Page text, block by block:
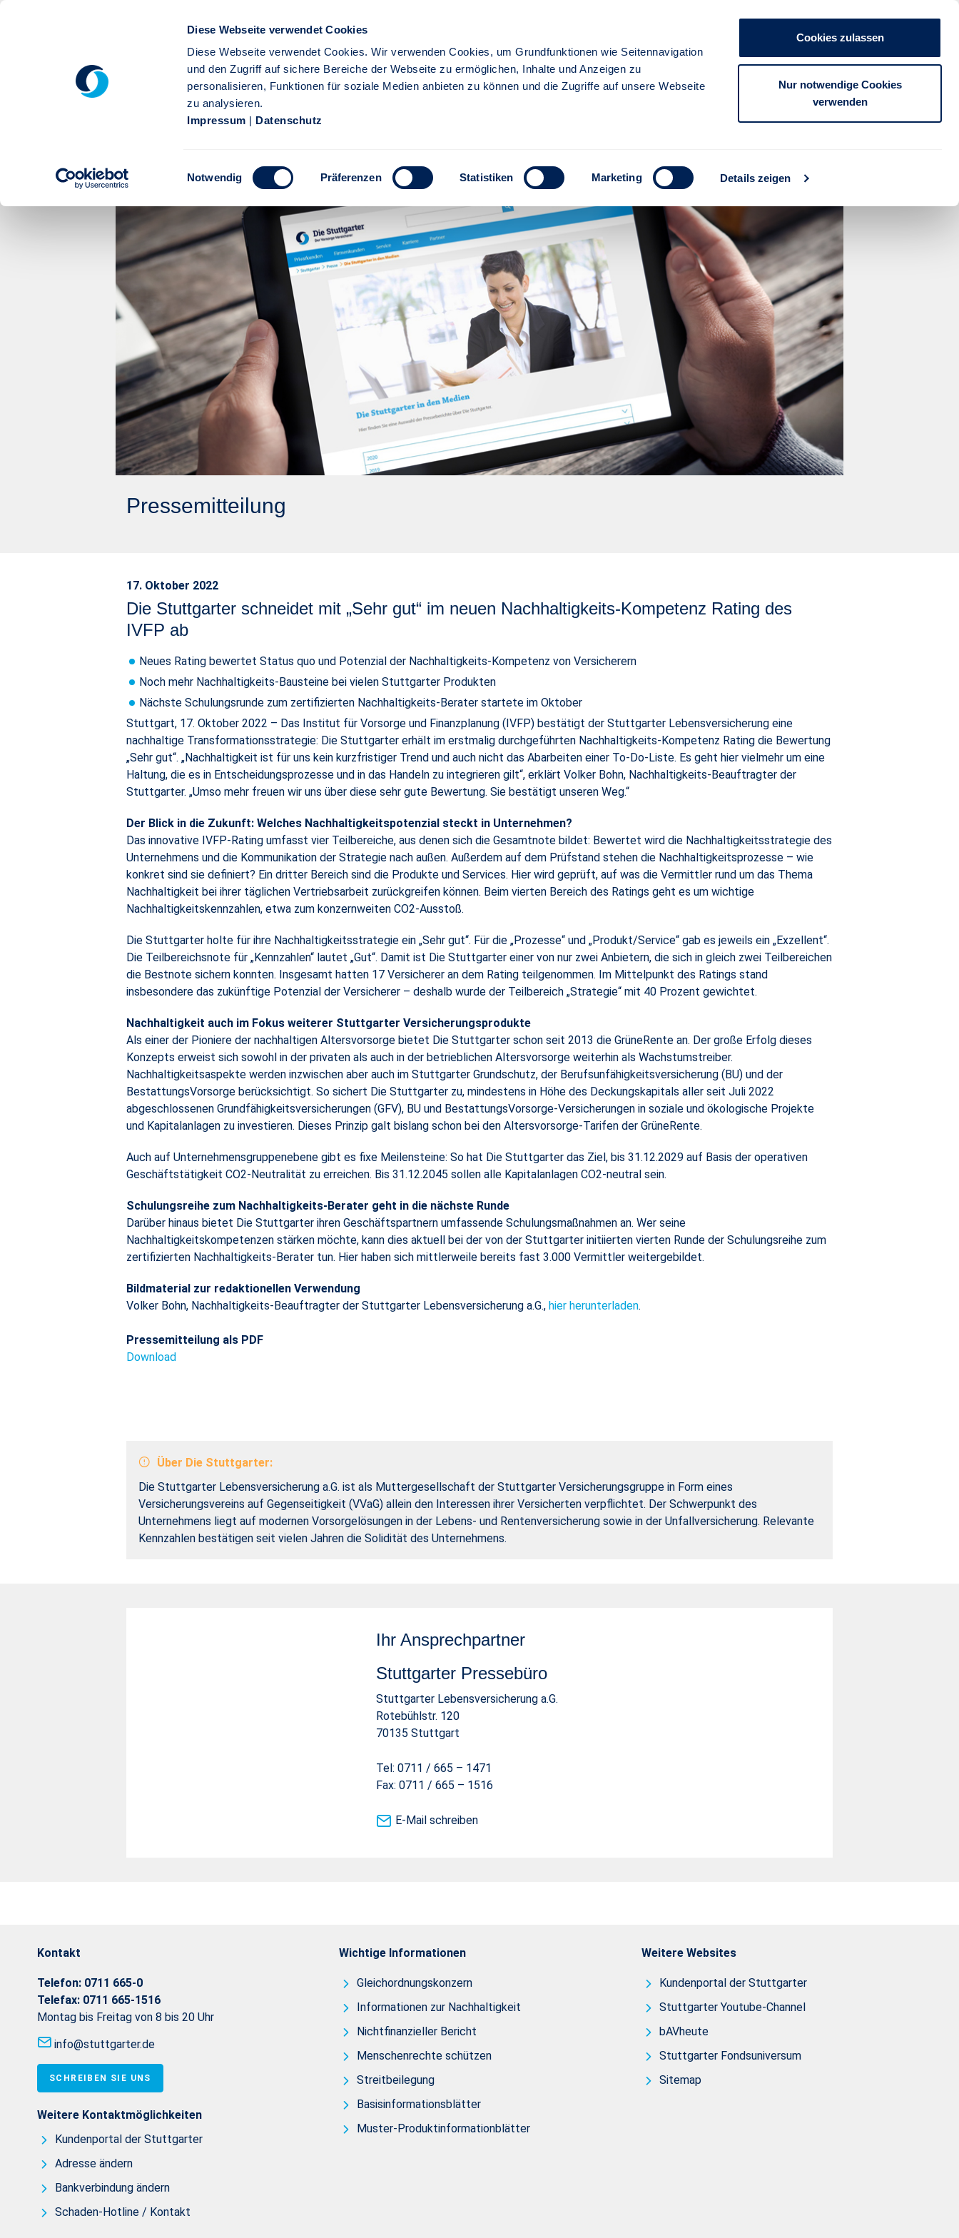
Diese Webseite verwendet Cookies
Diese Webseite verwendet Cookies. Wir verwenden Cookies, um Grundfunktionen wie Seitennavigation
und den Zugriff auf sichere Bereiche der Webseite zu ermöglichen, Inhalte und Anzeigen zu
personalisieren, Funktionen für soziale Medien anbieten zu können und die Zugriffe auf unsere Webseite
zu analysieren.
Impressum | Datenschutz
Einwilligungsauswahl
Notwendig Präferenzen Statistiken Marketing Details zeigen
Cookies zulassen
Nur notwendige Cookies
verwenden
Unternehmen Presse Kontakt
FÜR PARTNER FÜR KUNDEN
Firmenkunden Service Karriere
Rating des IVFP ab - Stuttgarter
Pressemitteilung
17. Oktober 2022
Die Stuttgarter schneidet mit „Sehr gut“ im neuen Nachhaltigkeits-Kompetenz Rating des
IVFP ab
Neues Rating bewertet Status quo und Potenzial der Nachhaltigkeits-Kompetenz von Versicherern
Noch mehr Nachhaltigkeits-Bausteine bei vielen Stuttgarter Produkten
Nächste Schulungsrunde zum zertifizierten Nachhaltigkeits-Berater startete im Oktober
Stuttgart, 17. Oktober 2022 – Das Institut für Vorsorge und Finanzplanung (IVFP) bestätigt der Stuttgarter Lebensversicherung eine
nachhaltige Transformationsstrategie: Die Stuttgarter erhält im erstmalig durchgeführten Nachhaltigkeits-Kompetenz Rating die Bewertung
„Sehr gut“. „Nachhaltigkeit ist für uns kein kurzfristiger Trend und auch nicht das Abarbeiten einer To-Do-Liste. Es geht hier vielmehr um eine
Haltung, die es in Entscheidungsprozesse und in das Handeln zu integrieren gilt“, erklärt Volker Bohn, Nachhaltigkeits-Beauftragter der
Stuttgarter. „Umso mehr freuen wir uns über diese sehr gute Bewertung. Sie bestätigt unseren Weg.“
Der Blick in die Zukunft: Welches Nachhaltigkeitspotenzial steckt in Unternehmen?
Das innovative IVFP-Rating umfasst vier Teilbereiche, aus denen sich die Gesamtnote bildet: Bewertet wird die Nachhaltigkeitsstrategie des
Unternehmens und die Kommunikation der Strategie nach außen. Außerdem auf dem Prüfstand stehen die Nachhaltigkeitsprozesse – wie
konkret sind sie definiert? Ein dritter Bereich sind die Produkte und Services. Hier wird geprüft, auf was die Vermittler rund um das Thema
Nachhaltigkeit bei ihrer täglichen Vertriebsarbeit zurückgreifen können. Beim vierten Bereich des Ratings geht es um wichtige
Nachhaltigkeitskennzahlen, etwa zum konzernweiten CO2-Ausstoß.
Die Stuttgarter holte für ihre Nachhaltigkeitsstrategie ein „Sehr gut“. Für die „Prozesse“ und „Produkt/Service“ gab es jeweils ein „Exzellent“.
Die Teilbereichsnote für „Kennzahlen“ lautet „Gut“. Damit ist Die Stuttgarter einer von nur zwei Anbietern, die sich in gleich zwei Teilbereichen
die Bestnote sichern konnten. Insgesamt hatten 17 Versicherer an dem Rating teilgenommen. Im Mittelpunkt des Ratings stand
insbesondere das zukünftige Potenzial der Versicherer – deshalb wurde der Teilbereich „Strategie“ mit 40 Prozent gewichtet.
Nachhaltigkeit auch im Fokus weiterer Stuttgarter Versicherungsprodukte
Als einer der Pioniere der nachhaltigen Altersvorsorge bietet Die Stuttgarter schon seit 2013 die GrüneRente an. Der große Erfolg dieses
Konzepts erweist sich sowohl in der privaten als auch in der betrieblichen Altersvorsorge weiterhin als Wachstumstreiber.
Nachhaltigkeitsaspekte werden inzwischen aber auch im Stuttgarter Grundschutz, der Berufsunfähigkeitsversicherung (BU) und der
BestattungsVorsorge berücksichtigt. So sichert Die Stuttgarter zu, mindestens in Höhe des Deckungskapitals aller seit Juli 2022
abgeschlossenen Grundfähigkeitsversicherungen (GFV), BU und BestattungsVorsorge-Versicherungen in soziale und ökologische Projekte
und Kapitalanlagen zu investieren. Dieses Prinzip galt bislang schon bei den Altersvorsorge-Tarifen der GrüneRente.
Auch auf Unternehmensgruppenebene gibt es fixe Meilensteine: So hat Die Stuttgarter das Ziel, bis 31.12.2029 auf Basis der operativen
Geschäftstätigkeit CO2-Neutralität zu erreichen. Bis 31.12.2045 sollen alle Kapitalanlagen CO2-neutral sein.
Schulungsreihe zum Nachhaltigkeits-Berater geht in die nächste Runde
Darüber hinaus bietet Die Stuttgarter ihren Geschäftspartnern umfassende Schulungsmaßnahmen an. Wer seine
Nachhaltigkeitskompetenzen stärken möchte, kann dies aktuell bei der von der Stuttgarter initiierten vierten Runde der Schulungsreihe zum
zertifizierten Nachhaltigkeits-Berater tun. Hier haben sich mittlerweile bereits fast 3.000 Vermittler weitergebildet.
Bildmaterial zur redaktionellen Verwendung
Volker Bohn, Nachhaltigkeits-Beauftragter der Stuttgarter Lebensversicherung a.G., hier herunterladen.
Pressemitteilung als PDF
Download
Über Die Stuttgarter:
Die Stuttgarter Lebensversicherung a.G. ist als Muttergesellschaft der Stuttgarter Versicherungsgruppe in Form eines
Versicherungsvereins auf Gegenseitigkeit (VVaG) allein den Interessen ihrer Versicherten verpflichtet. Der Schwerpunkt des
Unternehmens liegt auf modernen Vorsorgelösungen in der Lebens- und Rentenversicherung sowie in der Unfallversicherung. Relevante
Kennzahlen bestätigen seit vielen Jahren die Solidität des Unternehmens.
Ihr Ansprechpartner
Stuttgarter Pressebüro
Stuttgarter Lebensversicherung a.G.
Rotebühlstr. 120
70135 Stuttgart
Tel: 0711 / 665 – 1471
Fax: 0711 / 665 – 1516
E-Mail schreiben
Kontakt
Telefon: 0711 665-0
Telefax: 0711 665-1516
Montag bis Freitag von 8 bis 20 Uhr
info@stuttgarter.de
SCHREIBEN SIE UNS
Weitere Kontaktmöglichkeiten
Kundenportal der Stuttgarter
Adresse ändern
Bankverbindung ändern
Schaden-Hotline / Kontakt
Wichtige Informationen
Gleichordnungskonzern
Informationen zur Nachhaltigkeit
Nichtfinanzieller Bericht
Menschenrechte schützen
Streitbeilegung
Basisinformationsblätter
Muster-Produktinformationblätter
Weitere Websites
Kundenportal der Stuttgarter
Stuttgarter Youtube-Channel
bAVheute
Stuttgarter Fondsuniversum
Sitemap